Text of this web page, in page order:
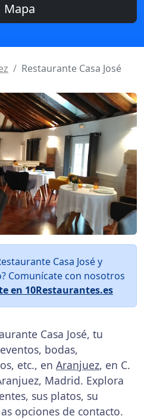
Mapa
Restaurante Casa José
Casa José y
Comunícate con nosotros
en 10Restaurantes.es
Casa José, tu
bodas,
etc., en Aranjuez, en C.
Madrid. Explora
sus platos, su
opciones de contacto.